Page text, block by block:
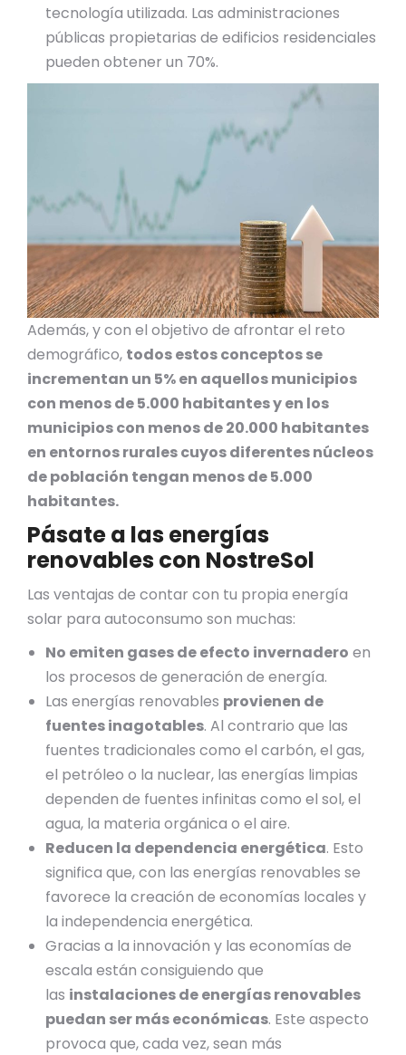
tecnología utilizada. Las administraciones
públicas propietarias de edificios residenciales
pueden obtener un 70%.
Además, y con el objetivo de afrontar el reto
demográfico, todos estos conceptos se
incrementan un 5% en aquellos municipios
con menos de 5.000 habitantes y en los
municipios con menos de 20.000 habitantes
en entornos rurales cuyos diferentes núcleos
de población tengan menos de 5.000
habitantes.
Pásate a las energías
renovables con NostreSol
Las ventajas de contar con tu propia energía
solar para autoconsumo son muchas:
No emiten gases de efecto invernadero en
los procesos de generación de energía.
Las energías renovables provienen de
fuentes inagotables. Al contrario que las
fuentes tradicionales como el carbón, el gas,
el petróleo o la nuclear, las energías limpias
dependen de fuentes infinitas como el sol, el
agua, la materia orgánica o el aire.
Reducen la dependencia energética. Esto
significa que, con las energías renovables se
favorece la creación de economías locales y
la independencia energética.
Gracias a la innovación y las economías de
escala están consiguiendo que
las instalaciones de energías renovables
puedan ser más económicas. Este aspecto
provoca que, cada vez, sean más